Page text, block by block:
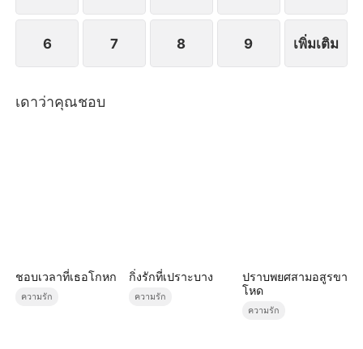
6 7 8 9 เพิ่มเติม
เดาว่าคุณชอบ
ชอบเวลาที่เธอโกหก
ความรัก
กิ่งรักที่เปราะบาง
ความรัก
ปราบพยศสามอสูรขา
โหด
ความรัก